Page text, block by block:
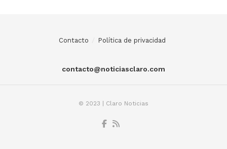
Contacto Política de privacidad
contacto@noticiasclaro.com
© 2023 | Claro Noticias